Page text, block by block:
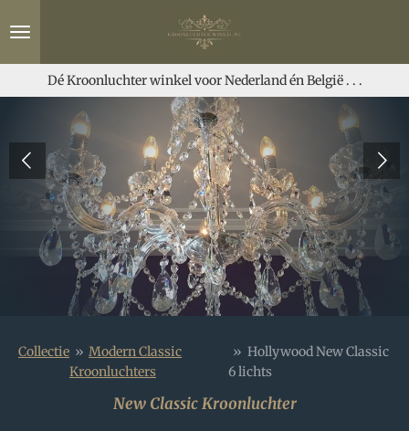
direct
hoofdinhoud
Dé Kroonluchter winkel voor Nederland én België . . .
Collectie » Modern Classic
Kroonluchters
» Hollywood New Classic
6 lichts
New Classic Kroonluchter